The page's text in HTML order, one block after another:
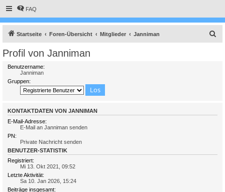
FAQ
Startseite Foren-Übersicht Mitglieder Janniman
Profil von Janniman
Benutzername:
Janniman
Gruppen:
KONTAKTDATEN VON JANNIMAN
E-Mail-Adresse:
E-Mail an Janniman senden
PN:
Private Nachricht senden
BENUTZER-STATISTIK
Registriert:
Mi 13. Okt 2021, 09:52
Letzte Aktivität:
Sa 10. Jan 2026, 15:24
Beiträge insgesamt: